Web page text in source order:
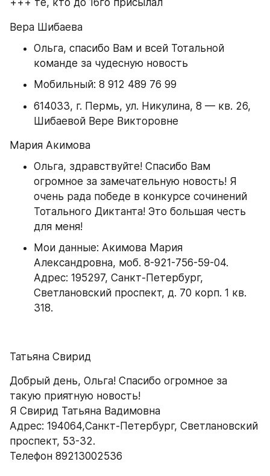
+++ те, кто до 16го присылал
Вера Шибаева
Ольга, спасибо Вам и всей Тотальной
команде за чудесную новость
Мобильный: 8 912 489 76 99
614033, г. Пермь, ул. Никулина, 8 — кв. 26,
Шибаевой Вере Викторовне
Мария Акимова
Ольга, здравствуйте! Спасибо Вам
огромное за замечательную новость! Я
очень рада победе в конкурсе сочинений
Тотального Диктанта! Это большая честь
для меня!
Мои данные: Акимова Мария
Александровна, моб. 8-921-756-59-04.
Адрес: 195297, Санкт-Петербург,
Светлановский проспект, д. 70 корп. 1 кв.
318.
Татьяна Свирид
Добрый день, Ольга! Спасибо огромное за
такую приятную новость!
Я Свирид Татьяна Вадимовна
Адрес: 194064,Санкт-Петербург, Светлановский
проспект, 53-32.
Телефон 89213002536